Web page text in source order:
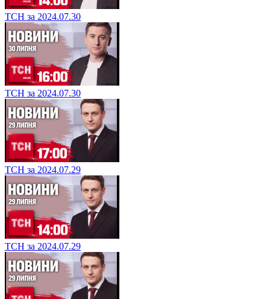
ТСН за 2024.07.30
ТСН за 2024.07.30
ТСН за 2024.07.29
ТСН за 2024.07.29